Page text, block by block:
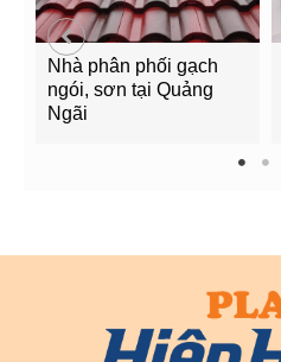
Nhà phân phối gạch
ngói, sơn tại Quảng
Ngãi
1 2